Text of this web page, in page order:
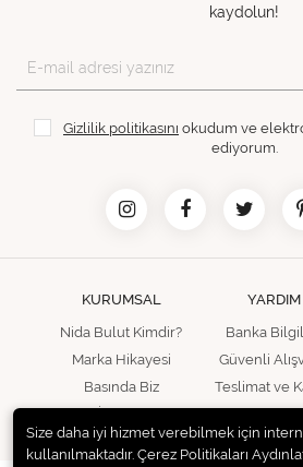
kaydolun!
Gizlilik politikasını okudum ve
ediyorum.
KURUMSAL
Nida Bulut Kimdir?
Marka Hikayesi
Basında Biz
YARDIM
Banka
Güvenli
Teslimat ve
Size daha iyi hizmet verebilmek için
kullanılmaktadır. Çerez Politikaları